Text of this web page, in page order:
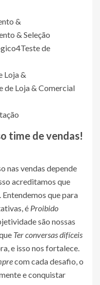
&
& Seleção
4Teste de
Loja &
de Loja & Comercial
time de vendas!
nas vendas depende
acreditamos que
. Entendemos que para
é Proibido
são nossas
Ter conversas difíceis
e isso nos fortalece.
com cada desafio, o
e conquistar